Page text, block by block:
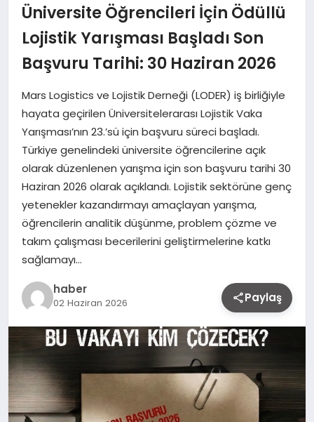
Üniversite Öğrencileri İçin Ödüllü
Lojistik Yarışması Başladı Son
Başvuru Tarihi: 30 Haziran 2026
Mars Logistics ve Lojistik Derneği (LODER) iş birliğiyle
hayata geçirilen Üniversitelerarası Lojistik Vaka
Yarışması’nın 23.’sü için başvuru süreci başladı.
Türkiye genelindeki üniversite öğrencilerine açık
olarak düzenlenen yarışma için son başvuru tarihi 30
Haziran 2026 olarak açıklandı. Lojistik sektörüne genç
yetenekler kazandırmayı amaçlayan yarışma,
öğrencilerin analitik düşünme, problem çözme ve
takım çalışması becerilerini geliştirmelerine katkı
sağlamayı…
haber
02 Haziran 2026 Paylaş